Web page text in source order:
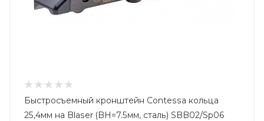
Быстросъемный кронштейн Contessa кольца
25,4мм на Blaser (BH=7.5мм, сталь) SBB02/Sp06